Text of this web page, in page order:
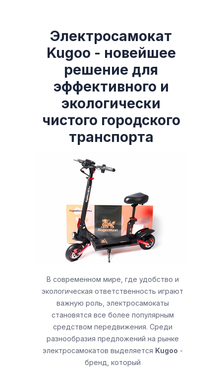
В современном мире, где удобство и
экологическая ответственность играют
важную роль, электросамокаты
становятся все более популярным
средством передвижения. Среди
разнообразия предложений на рынке
электросамокатов выделяется Kugoo -
бренд, который
Электросамокат
Kugoo - новейшее
решение для
эффективного и
экологически
чистого городского
транспорта